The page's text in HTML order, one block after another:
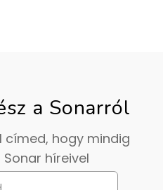
a Sonarról
hogy mindig
híreivel